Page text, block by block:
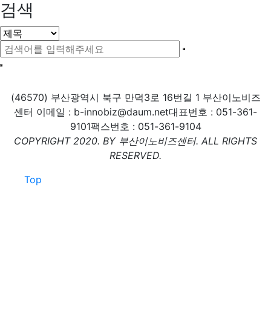
검색
(46570) 부산광역시 북구 만덕3로 16번길 1 부산이노비즈
센터 이메일 : b-innobiz@daum.net대표번호 : 051-361-
9101팩스번호 : 051-361-9104
COPYRIGHT 2020. BY 부산이노비즈센터. ALL RIGHTS
RESERVED.
Top